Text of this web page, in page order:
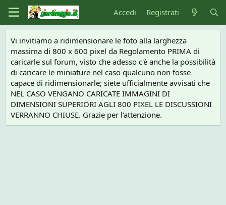
Accedi Registrati
Vi invitiamo a ridimensionare le foto alla larghezza
massima di 800 x 600 pixel da Regolamento PRIMA di
caricarle sul forum, visto che adesso c'è anche la possibilità
di caricare le miniature nel caso qualcuno non fosse
capace di ridimensionarle; siete ufficialmente avvisati che
NEL CASO VENGANO CARICATE IMMAGINI DI
DIMENSIONI SUPERIORI AGLI 800 PIXEL LE DISCUSSIONI
VERRANNO CHIUSE. Grazie per l'attenzione.